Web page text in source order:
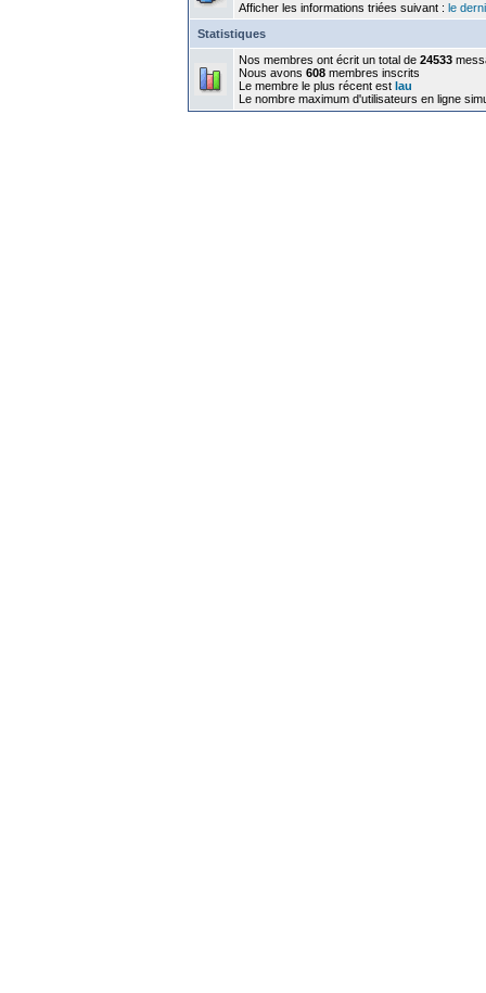
Afficher les informations triées suivant : le
Statistiques
Nos membres ont écrit un total de 24533
Nous avons 608 membres inscrits
Le membre le plus récent est lau
Le nombre maximum d'utilisateurs en ligne